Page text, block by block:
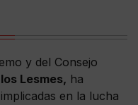
y del Consejo
Lesmes, ha
en la lucha